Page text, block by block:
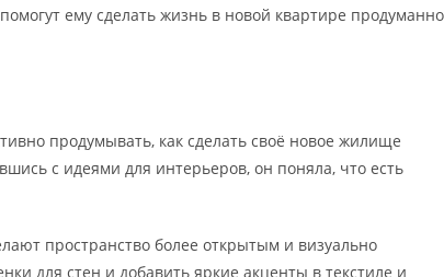
ему сделать жизнь в новой квартире
продумывать, как сделать своё новое жилище
с идеями для интерьеров, он поняла, что есть
пространство более открытым и визуально
для стен и добавить яркие акценты в текстиле и